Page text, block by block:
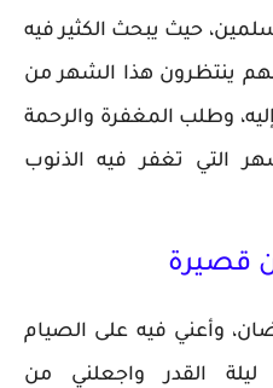
حيث يبحث الكثير فيه
ينتظرون هذا الشهر من
وطلب المغفرة والرحمة
التي تغفر فيه الذنوب
قصيرة
وأعني فيه على الصيام
ليلة القدر واجعلني من